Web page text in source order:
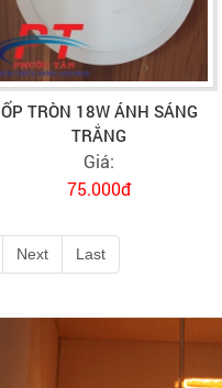
ỐP TRÒN 18W ÁNH SÁNG
TRẮNG
Giá:
75.000đ
Next Last